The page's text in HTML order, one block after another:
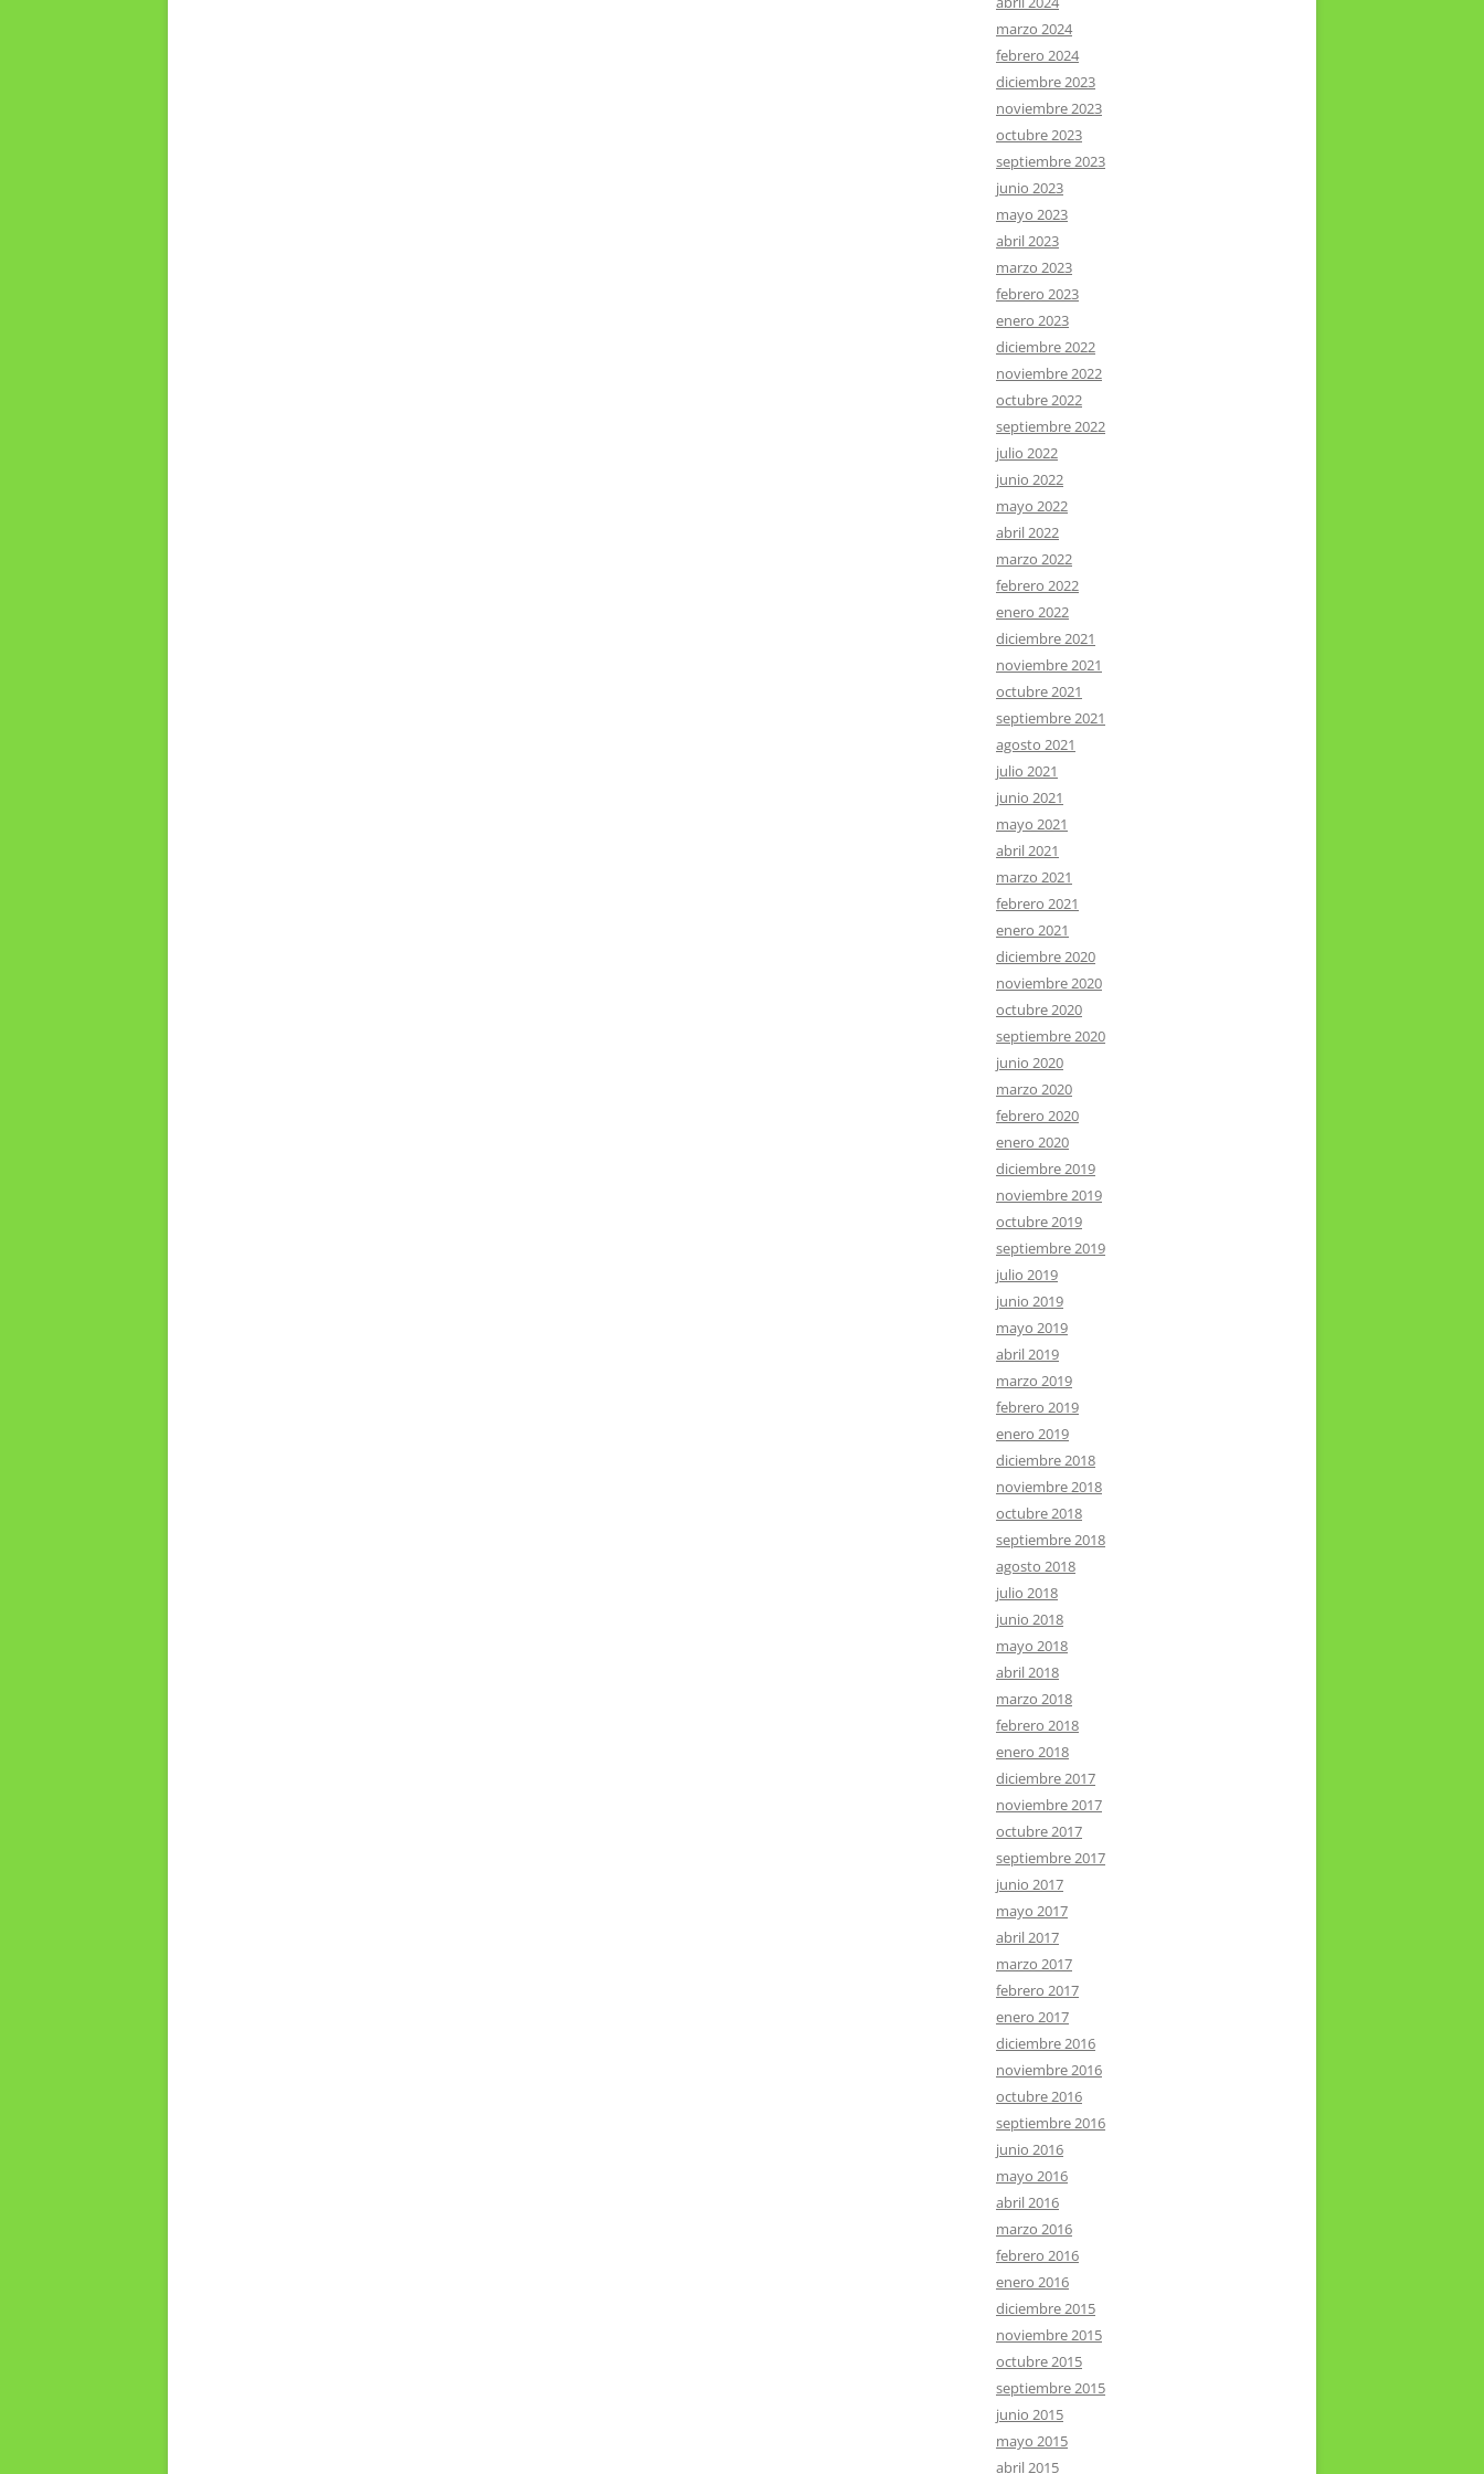
marzo 2024
febrero 2024
diciembre 2023
noviembre 2023
octubre 2023
septiembre 2023
junio 2023
mayo 2023
abril 2023
marzo 2023
febrero 2023
enero 2023
diciembre 2022
noviembre 2022
octubre 2022
septiembre 2022
julio 2022
junio 2022
mayo 2022
abril 2022
marzo 2022
febrero 2022
enero 2022
diciembre 2021
noviembre 2021
octubre 2021
septiembre 2021
agosto 2021
julio 2021
junio 2021
mayo 2021
abril 2021
marzo 2021
febrero 2021
enero 2021
diciembre 2020
noviembre 2020
octubre 2020
septiembre 2020
junio 2020
marzo 2020
febrero 2020
enero 2020
diciembre 2019
noviembre 2019
octubre 2019
septiembre 2019
julio 2019
junio 2019
mayo 2019
abril 2019
marzo 2019
febrero 2019
enero 2019
diciembre 2018
noviembre 2018
octubre 2018
septiembre 2018
agosto 2018
julio 2018
junio 2018
mayo 2018
abril 2018
marzo 2018
febrero 2018
enero 2018
diciembre 2017
noviembre 2017
octubre 2017
septiembre 2017
junio 2017
mayo 2017
abril 2017
marzo 2017
febrero 2017
enero 2017
diciembre 2016
noviembre 2016
octubre 2016
septiembre 2016
junio 2016
mayo 2016
abril 2016
marzo 2016
febrero 2016
enero 2016
diciembre 2015
noviembre 2015
octubre 2015
septiembre 2015
junio 2015
mayo 2015
abril 2015